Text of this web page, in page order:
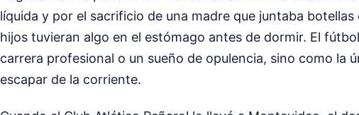
líquida y por el sacrificio de una madre que juntaba botellas
hijos tuvieran algo en el estómago antes de dormir. El
carrera profesional o un sueño de opulencia, sino como la
escapar de la corriente.